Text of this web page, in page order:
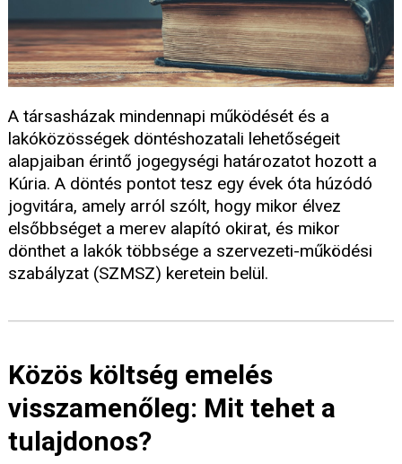
A társasházak mindennapi működését és a
lakóközösségek döntéshozatali lehetőségeit
alapjaiban érintő jogegységi határozatot hozott a
Kúria. A döntés pontot tesz egy évek óta húzódó
jogvitára, amely arról szólt, hogy mikor élvez
elsőbbséget a merev alapító okirat, és mikor
dönthet a lakók többsége a szervezeti-működési
szabályzat (SZMSZ) keretein belül.
Közös költség emelés
visszamenőleg: Mit tehet a
tulajdonos?